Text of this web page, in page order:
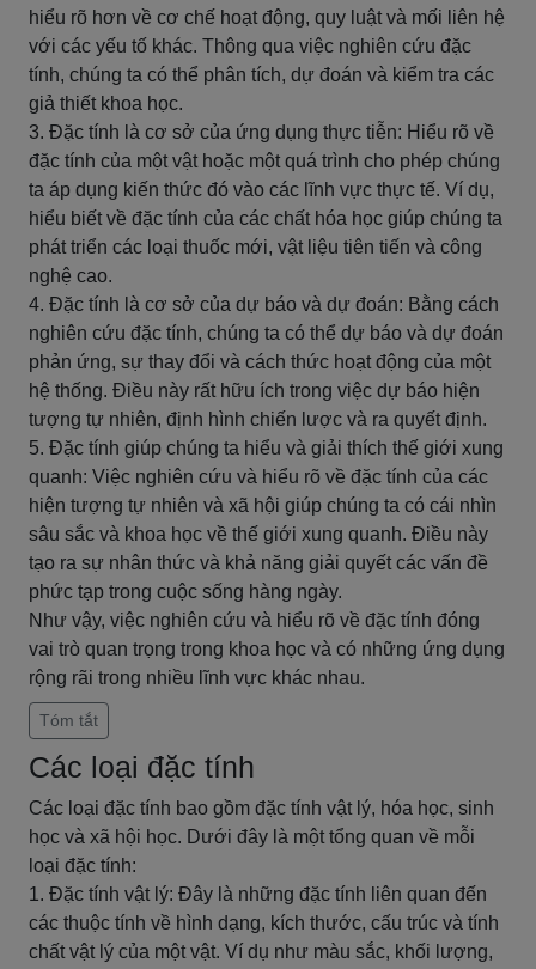
hiểu rõ hơn về cơ chế hoạt động, quy luật và mối liên hệ
với các yếu tố khác. Thông qua việc nghiên cứu đặc
tính, chúng ta có thể phân tích, dự đoán và kiểm tra các
giả thiết khoa học.
3. Đặc tính là cơ sở của ứng dụng thực tiễn: Hiểu rõ về
đặc tính của một vật hoặc một quá trình cho phép chúng
ta áp dụng kiến thức đó vào các lĩnh vực thực tế. Ví dụ,
hiểu biết về đặc tính của các chất hóa học giúp chúng ta
phát triển các loại thuốc mới, vật liệu tiên tiến và công
nghệ cao.
4. Đặc tính là cơ sở của dự báo và dự đoán: Bằng cách
nghiên cứu đặc tính, chúng ta có thể dự báo và dự đoán
phản ứng, sự thay đổi và cách thức hoạt động của một
hệ thống. Điều này rất hữu ích trong việc dự báo hiện
tượng tự nhiên, định hình chiến lược và ra quyết định.
5. Đặc tính giúp chúng ta hiểu và giải thích thế giới xung
quanh: Việc nghiên cứu và hiểu rõ về đặc tính của các
hiện tượng tự nhiên và xã hội giúp chúng ta có cái nhìn
sâu sắc và khoa học về thế giới xung quanh. Điều này
tạo ra sự nhân thức và khả năng giải quyết các vấn đề
phức tạp trong cuộc sống hàng ngày.
Như vậy, việc nghiên cứu và hiểu rõ về đặc tính đóng
vai trò quan trọng trong khoa học và có những ứng dụng
rộng rãi trong nhiều lĩnh vực khác nhau.
Tóm tắt
Các loại đặc tính
Các loại đặc tính bao gồm đặc tính vật lý, hóa học, sinh
học và xã hội học. Dưới đây là một tổng quan về mỗi
loại đặc tính:
1. Đặc tính vật lý: Đây là những đặc tính liên quan đến
các thuộc tính về hình dạng, kích thước, cấu trúc và tính
chất vật lý của một vật. Ví dụ như màu sắc, khối lượng,